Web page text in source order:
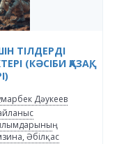
ТІЛДЕРДІ
(КӘСІБИ ҚАЗАҚ,
Дәукеев
Әбілқас